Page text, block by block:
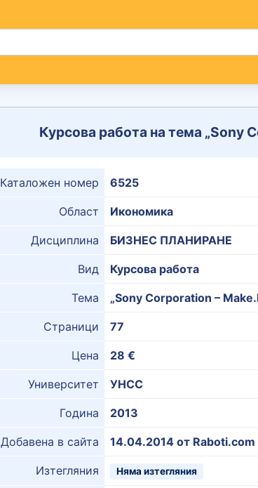
Курсова работа на тема „Sony
Каталожен номер 6525
Област Икономика
Дисциплина БИЗНЕС ПЛАНИРАНЕ
Вид Курсова работа
Тема „Sony Corporation –
Страници 77
Цена 28 €
Университет УНСС
Година 2013
Добавена в сайта 14.04.2014 от Raboti.com
Изтегляния Няма изтегляния